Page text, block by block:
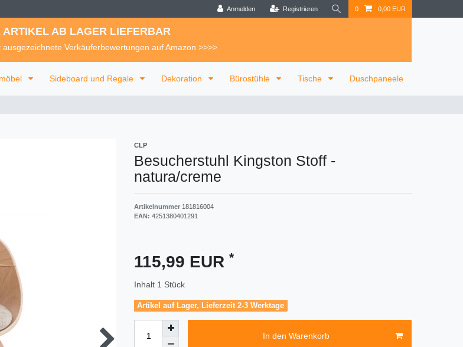
Anmelden Registrieren 0 0,00 EUR
AB LAGER LIEFERBAR
Verkäuferbewertungen auf Amazon >>>>
Sideboard und Regale Dekoration Bürostühle Tische Duschpaneele
CLP
Besucherstuhl Kingston Stoff -
natura/creme
Artikelnummer 181816004
EAN: 4251380401291
115,99 EUR *
Inhalt 1 Stück
Artikel auf Lager, Lieferzeit 2-3 Werktage
In den Warenkorb